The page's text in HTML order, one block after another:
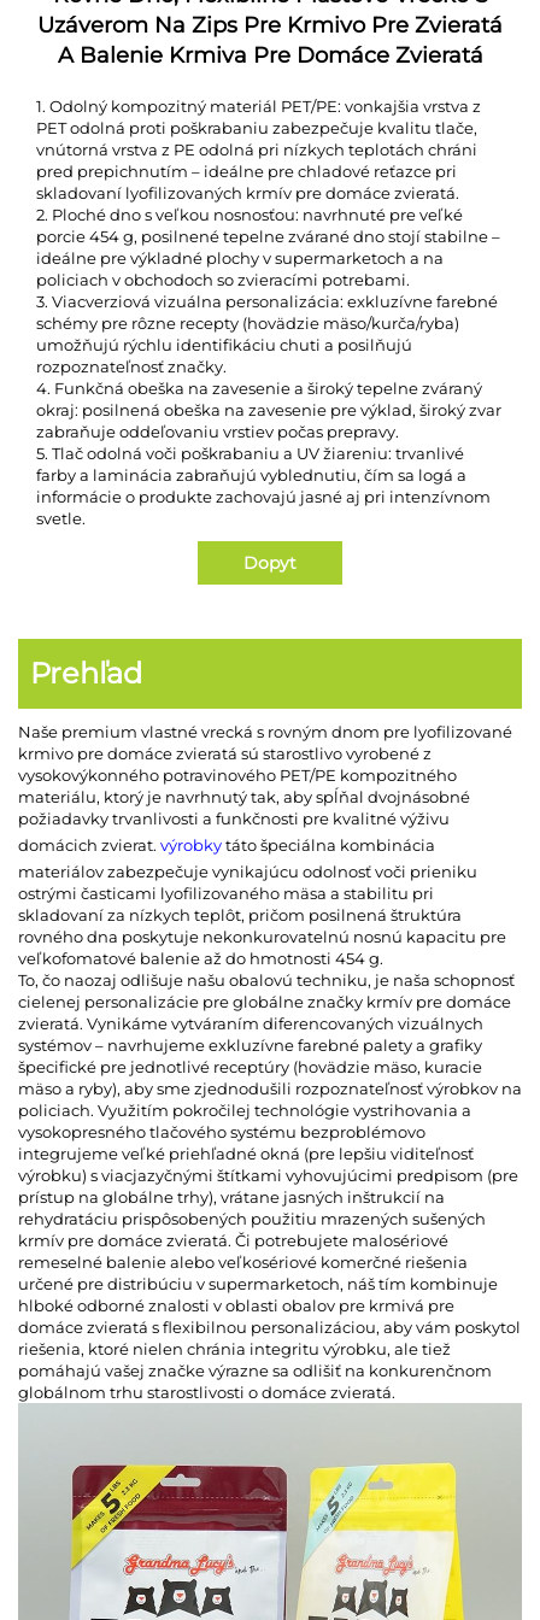
Uzáverom Na Zips Pre Krmivo Pre Zvieratá
A Balenie Krmiva Pre Domáce Zvieratá
1. Odolný kompozitný materiál PET/PE: vonkajšia vrstva z
PET odolná proti poškrabaniu zabezpečuje kvalitu tlače,
vnútorná vrstva z PE odolná pri nízkych teplotách chráni
pred prepichnutím – ideálne pre chladové reťazce pri
skladovaní lyofilizovaných krmív pre domáce zvieratá.
2. Ploché dno s veľkou nosnosťou: navrhnuté pre veľké
porcie 454 g, posilnené tepelne zvárané dno stojí stabilne –
ideálne pre výkladné plochy v supermarketoch a na
policiach v obchodoch so zvieracími potrebami.
3. Viacverziová vizuálna personalizácia: exkluzívne farebné
schémy pre rôzne recepty (hovädzie mäso/kurča/ryba)
umožňujú rýchlu identifikáciu chuti a posilňujú
rozpoznateľnosť značky.
4. Funkčná obeška na zavesenie a široký tepelne zváraný
okraj: posilnená obeška na zavesenie pre výklad, široký zvar
zabraňuje oddeľovaniu vrstiev počas prepravy.
5. Tlač odolná voči poškrabaniu a UV žiareniu: trvanlivé
farby a laminácia zabraňujú vyblednutiu, čím sa logá a
informácie o produkte zachovajú jasné aj pri intenzívnom
svetle.
Dopyt
Prehľad
Naše premium vlastné vrecká s rovným dnom pre lyofilizované
krmivo pre domáce zvieratá sú starostlivo vyrobené z
vysokovýkonného potravinového PET/PE kompozitného
materiálu, ktorý je navrhnutý tak, aby spĺňal dvojnásobné
požiadavky trvanlivosti a funkčnosti pre kvalitné výživu
domácich zvierat. výrobkytáto špeciálna kombinácia
materiálov zabezpečuje vynikajúcu odolnosť voči prieniku
ostrými časticami lyofilizovaného mäsa a stabilitu pri
skladovaní za nízkych teplôt, pričom posilnená štruktúra
rovného dna poskytuje nekonkurovatelnú nosnú kapacitu pre
veľkofomatové balenie až do hmotnosti 454 g.
To, čo naozaj odlišuje našu obalovú techniku, je naša schopnosť
cielenej personalizácie pre globálne značky krmív pre domáce
zvieratá. Vynikáme vytváraním diferencovaných vizuálnych
systémov – navrhujeme exkluzívne farebné palety a grafiky
špecifické pre jednotlivé receptúry (hovädzie mäso, kuracie
mäso a ryby), aby sme zjednodušili rozpoznateľnosť výrobkov na
policiach. Využitím pokročilej technológie vystrihovania a
vysokopresného tlačového systému bezproblémovo
integrujeme veľké priehľadné okná (pre lepšiu viditeľnosť
výrobku) s viacjazyčnými štítkami vyhovujúcimi predpisom (pre
prístup na globálne trhy), vrátane jasných inštrukcií na
rehydratáciu prispôsobených použitiu mrazených sušených
krmív pre domáce zvieratá. Či potrebujete malosériové
remeselné balenie alebo veľkosériové komerčné riešenia
určené pre distribúciu v supermarketoch, náš tím kombinuje
hlboké odborné znalosti v oblasti obalov pre krmivá pre
domáce zvieratá s flexibilnou personalizáciou, aby vám poskytol
riešenia, ktoré nielen chránia integritu výrobku, ale tiež
pomáhajú vašej značke výrazne sa odlišiť na konkurenčnom
globálnom trhu starostlivosti o domáce zvieratá.